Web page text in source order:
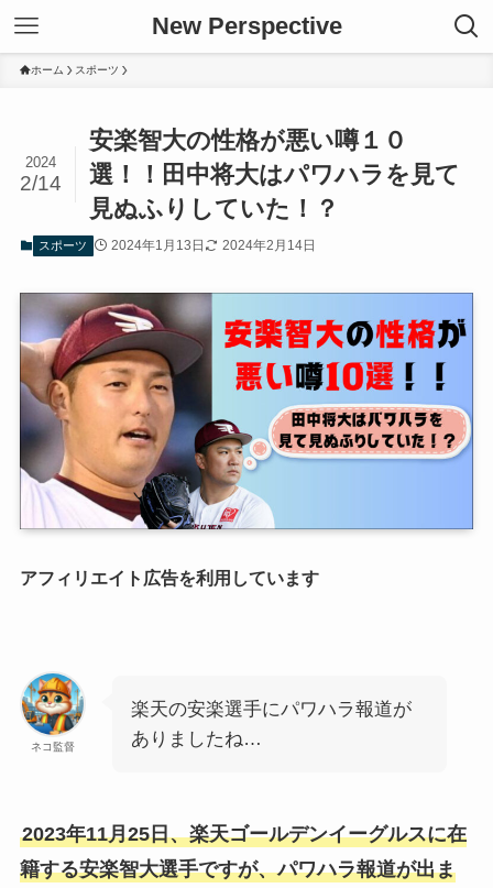
New Perspective
ホーム スポーツ
安楽智大の性格が悪い噂１０
選！！田中将大はパワハラを見て
見ぬふりしていた！？
2024
2/14
スポーツ 2024年1月13日 2024年2月14日
アフィリエイト広告を利用しています
ネコ監督
楽天の安楽選手にパワハラ報道が
ありましたね…
2023年11月25日、楽天ゴールデンイーグルスに在
籍する安楽智大選手ですが、パワハラ報道が出ま